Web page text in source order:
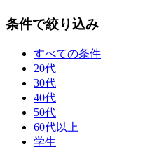
条件で絞り込み
すべての条件
20代
30代
40代
50代
60代以上
学生